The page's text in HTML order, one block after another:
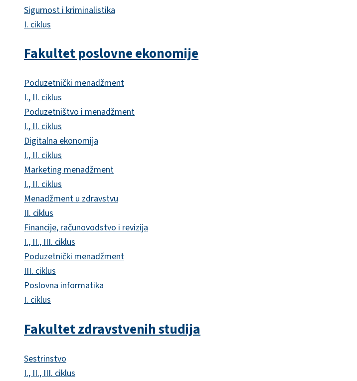
Sigurnost i kriminalistika
I. ciklus
Fakultet poslovne ekonomije
Poduzetnički menadžment
I., II. ciklus
Poduzetništvo i menadžment
I., II. ciklus
Digitalna ekonomija
I., II. ciklus
Marketing menadžment
I., II. ciklus
Menadžment u zdravstvu
II. ciklus
Financije, računovodstvo i revizija
I., II., III. ciklus
Poduzetnički menadžment
III. ciklus
Poslovna informatika
I. ciklus
Fakultet zdravstvenih studija
Sestrinstvo
I., II., III. ciklus